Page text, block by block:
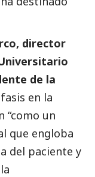
director
de la
en la
“como un
que engloba
del paciente y